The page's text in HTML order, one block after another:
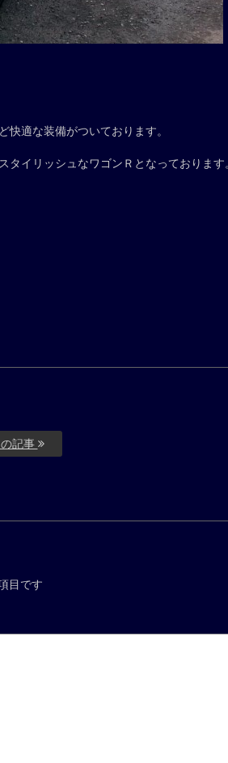
適な装備がついております。
イリッシュなワゴンＲとなっております
記事
目です